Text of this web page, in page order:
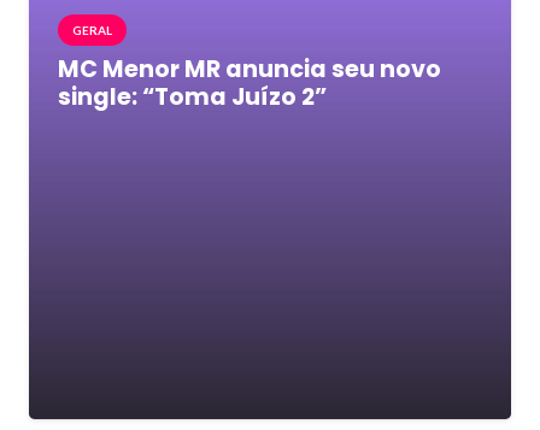
GERAL
MC Menor MR anuncia seu novo
single: “Toma Juízo 2”